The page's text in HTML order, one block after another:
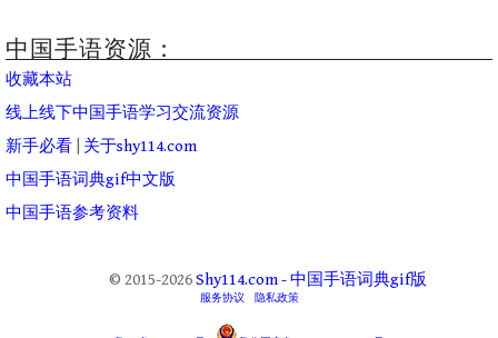
中国手语资源：
收藏本站
线上线下中国手语学习交流资源
新手必看
关于shy114.com
中国手语词典gif中文版
中国手语参考资料
© 2015-2026Shy114.com - 中国手语词典gif版
服务协议 隐私政策